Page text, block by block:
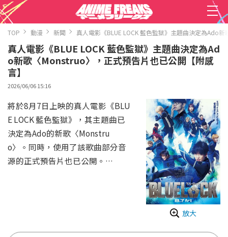
TOP 動漫 新聞 真人電影《BLUE LOCK 藍色監獄》主題曲決定為Ado
真人電影《BLUE LOCK 藍色監獄》主題曲決定為Ad
o新歌〈Monstruo〉，正式預告片也已公開【附感
言】
2026/06/06 15:16
放大
將於8月7日上映的真人電影《BLU
E LOCK 藍色監獄》，其主題曲已
決定為Ado的新歌〈Monstru
o〉。同時，使用了該歌曲部分音
源的正式預告片也已公開。
國集結而來的300名高中生FW